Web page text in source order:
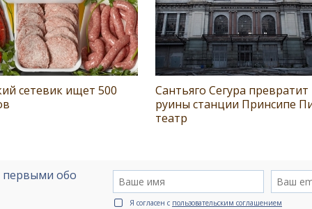
сетевик ищет 500
Сантьяго Сегура превратит
руины станции Принсипе
театр
первыми обо
Я согласен с пользовательским соглашением